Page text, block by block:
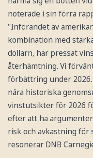
noterade i sin förra
"Införandet av
kombination med
dollarn, har pressat
återhämtning. Vi
förbättring under
nära historiska
vinstutsikter för 2026
efter att ha
risk och avkastning för
resonerar DNB